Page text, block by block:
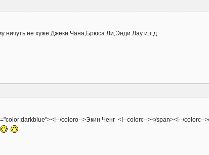
не хуже Джеки Чана,Брюса Ли,Энди Лау и.т.д.
coloro-->Экин Ченг <!--colorc--></span><!--/colorc-->